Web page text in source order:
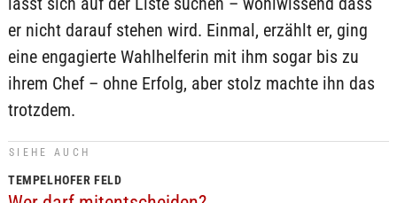
er nicht darauf stehen wird. Einmal, erzählt er, ging
eine engagierte Wahlhelferin mit ihm sogar bis zu
ihrem Chef – ohne Erfolg, aber stolz machte ihn das
trotzdem.
SIEHE AUCH
TEMPELHOFER FELD